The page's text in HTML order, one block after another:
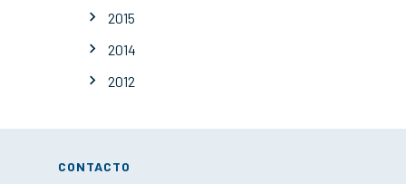
2015
2014
2012
CONTACTO